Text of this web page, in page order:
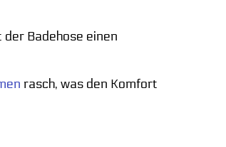
Badehose einen
rasch, was den Komfort